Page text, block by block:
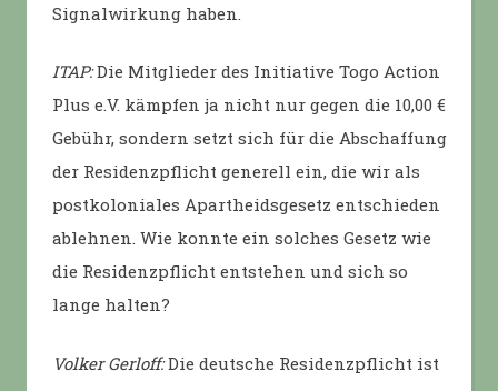
Signalwirkung haben.
ITAP:Die Mitglieder des Initiative Togo Action
Plus e.V. kämpfen ja nicht nur gegen die 10,00 €
Gebühr, sondern setzt sich für die Abschaffung
der Residenzpflicht generell ein, die wir als
postkoloniales Apartheidsgesetz entschieden
ablehnen. Wie konnte ein solches Gesetz wie
die Residenzpflicht entstehen und sich so
lange halten?
Volker Gerloff:Die deutsche Residenzpflicht ist